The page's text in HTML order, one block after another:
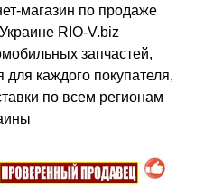
магазин по продаже
RIO-V.biz
запчастей,
каждого покупателя,
по всем регионам